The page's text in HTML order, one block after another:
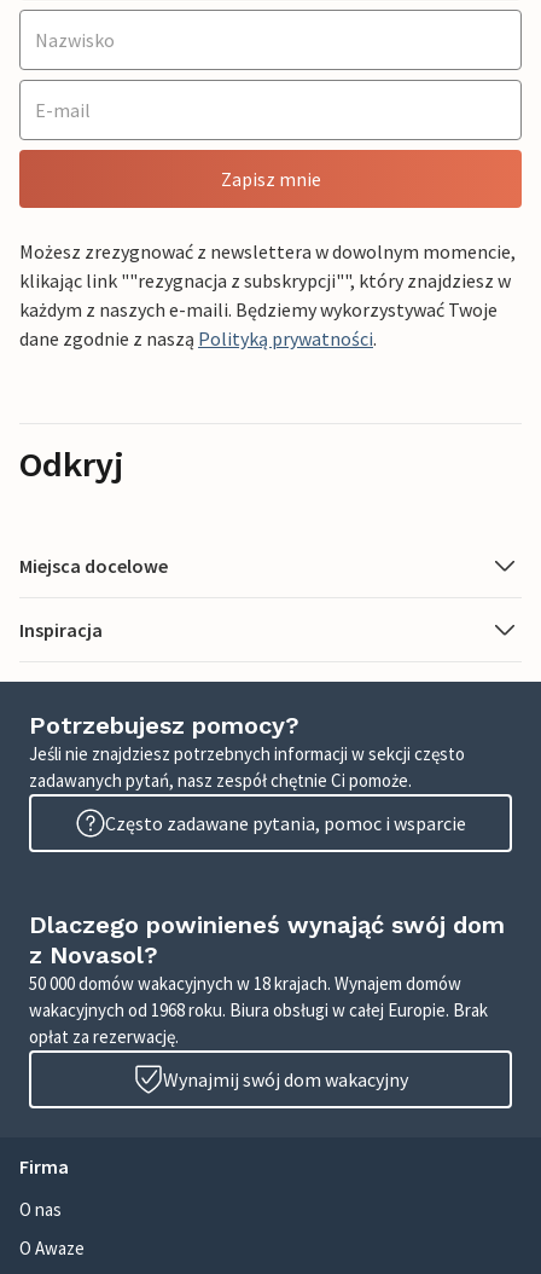
Zapisz mnie
Możesz zrezygnować z newslettera w dowolnym momencie,
klikając link ""rezygnacja z subskrypcji"", który znajdziesz w
każdym z naszych e-maili. Będziemy wykorzystywać Twoje
dane zgodnie z naszą Polityką prywatności.
Odkryj
Miejsca docelowe
Inspiracja
Potrzebujesz pomocy?
Jeśli nie znajdziesz potrzebnych informacji w sekcji często
zadawanych pytań, nasz zespół chętnie Ci pomoże.
Często zadawane pytania, pomoc i wsparcie
Dlaczego powinieneś wynająć swój dom
z Novasol?
50 000 domów wakacyjnych w 18 krajach. Wynajem domów
wakacyjnych od 1968 roku. Biura obsługi w całej Europie. Brak
opłat za rezerwację.
Wynajmij swój dom wakacyjny
Firma
O nas
O Awaze